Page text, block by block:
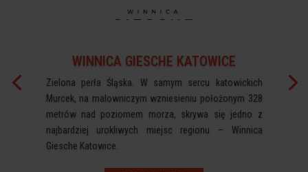
WINNICA GIESCHE KATOWICE
Zielona perła Śląska. W samym sercu
katowickich
Murcek, na malowniczym wzniesieniu położonym 328
metrów nad poziomem morza, skrywa się jedno z
najbardziej urokliwych miejsc regionu – Winnica
Giesche Katowice.